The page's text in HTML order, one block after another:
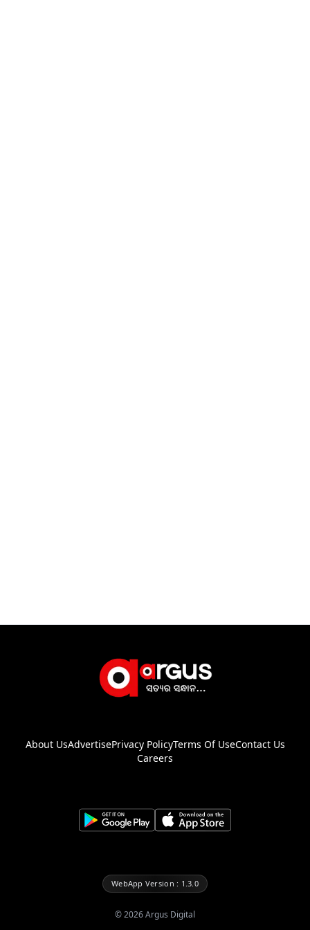
About UsAdvertisePrivacy PolicyTerms Of UseContact Us
Careers
WebApp Version : 1.3.0
©2026Argus Digital